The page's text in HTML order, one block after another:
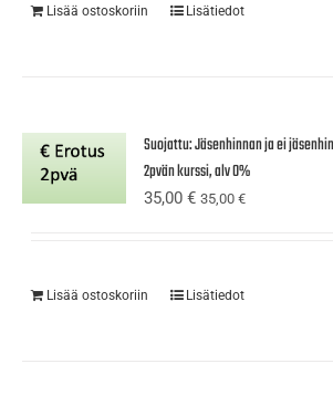
Lisää ostoskoriin Lisätiedot
Suojattu: Jäsenhinnan ja ei
2pvän kurssi, alv 0%
35,00€ 35,00€
Lisää ostoskoriin Lisätiedot